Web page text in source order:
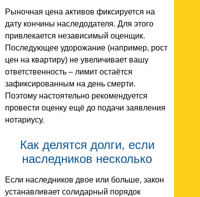
Рыночная цена активов фиксируется на
дату кончины наследодателя. Для этого
привлекается независимый оценщик.
Последующее удорожание (например, рост
цен на квартиру) не увеличивает вашу
ответственность – лимит остаётся
зафиксированным на день смерти.
Поэтому настоятельно рекомендуется
провести оценку ещё до подачи заявления
нотариусу.
Как делятся долги, если
наследников несколько
Если наследников двое или больше, закон
устанавливает солидарный порядок